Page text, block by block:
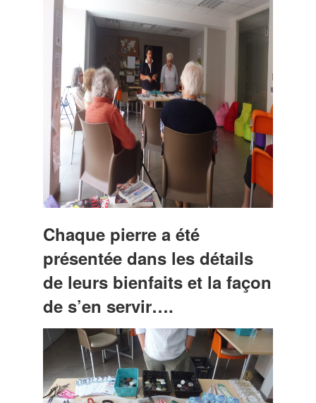
Chaque pierre a été
présentée dans les détails
de leurs bienfaits et la façon
de s’en servir….